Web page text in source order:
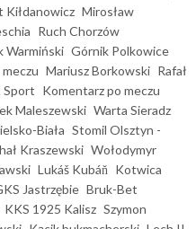
Kiłdanowicz Mirosław
Ruch Chorzów
Warmiński Górnik Polkowice
Mariusz Borkowski Rafał
Sport Komentarz po meczu
Maleszewski Warta Sieradz
Biała Stomil Olsztyn -
Kraszewski Wołodymyr
Lukáš Kubáň Kotwica
Jastrzębie Bruk-Bet
KKS 1925 Kalisz Szymon